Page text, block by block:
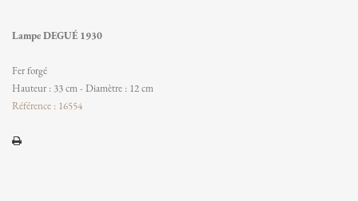
Lampe DEGUÉ 1930
Fer forgé
Hauteur : 33 cm - Diamètre : 12 cm
Référence : 16554